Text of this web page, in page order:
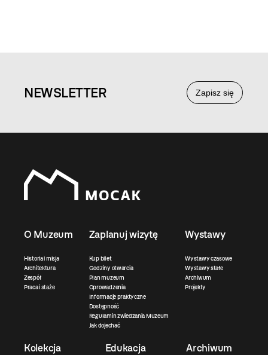
Zapisz się
NEWSLETTER
O Muzeum
Historia i misja
Architektura
Zespół
Praca i staże
Zaplanuj wizytę
Kup bilet
Godziny otwarcia
Plan muzeum
Oprowadzenia
Informacje praktyczne
Dostępność
Regulamin zwiedzania Muzeum
Jak dojechać
Wystawy
Wystawy czasowe
Wystawy stałe
Archiwum
Projekty
Kolekcja Edukacja Archiwum